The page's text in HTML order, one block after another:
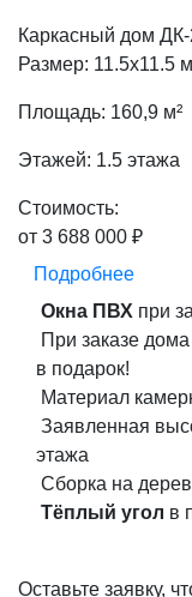
Каркасный дом
Размер: 11.5х11.5 м
Площадь: 160,9 м²
Этажей: 1.5 этажа
Стоимость:
от 3 688 000 ₽
Подробнее
Окна ПВХ при
При заказе
в подарок!
Материал
Заявленная
этажа
Сборка на
Тёплый угол в
Оставьте заявку,